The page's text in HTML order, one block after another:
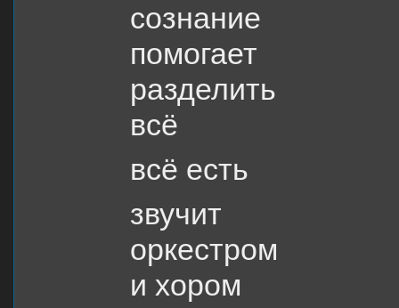
сознание
помогает
разделить
всё
всё есть
звучит
оркестром
и хором